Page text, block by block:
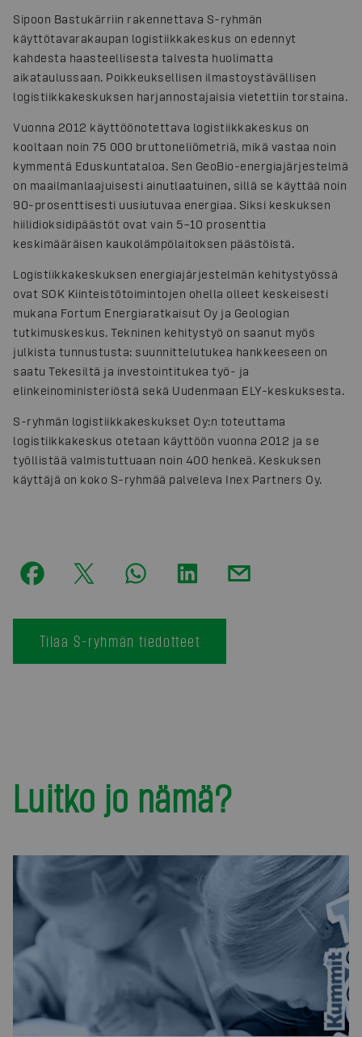
Sipoon Bastukärriin rakennettava S-ryhmän
käyttötavarakaupan logistiikkakeskus on edennyt
kahdesta haasteellisesta talvesta huolimatta
aikataulussaan. Poikkeuksellisen ilmastoystävällisen
logistiikkakeskuksen harjannostajaisia vietettiin torstaina.
Vuonna 2012 käyttöönotettava logistiikkakeskus on
kooltaan noin 75 000 bruttoneliömetriä, mikä vastaa noin
kymmentä Eduskuntataloa. Sen GeoBio-energiajärjestelmä
on maailmanlaajuisesti ainutlaatuinen, sillä se käyttää noin
90-prosenttisesti uusiutuvaa energiaa. Siksi keskuksen
hiilidioksidipäästöt ovat vain 5–10 prosenttia
keskimääräisen kaukolämpölaitoksen päästöistä.
Logistiikkakeskuksen energiajärjestelmän kehitystyössä
ovat SOK Kiinteistötoimintojen ohella olleet keskeisesti
mukana Fortum Energiaratkaisut Oy ja Geologian
tutkimuskeskus. Tekninen kehitystyö on saanut myös
julkista tunnustusta: suunnittelutukea hankkeeseen on
saatu Tekesiltä ja investointitukea työ- ja
elinkeinoministeriöstä sekä Uudenmaan ELY-keskuksesta.
S-ryhmän logistiikkakeskukset Oy:n toteuttama
logistiikkakeskus otetaan käyttöön vuonna 2012 ja se
työllistää valmistuttuaan noin 400 henkeä. Keskuksen
käyttäjä on koko S-ryhmää palveleva Inex Partners Oy.
Tilaa S-ryhmän tiedotteet
Luitko jo nämä?